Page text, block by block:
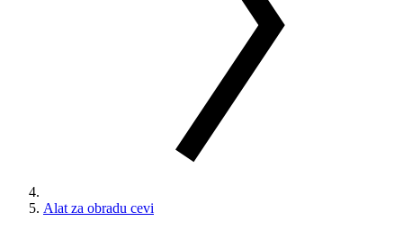
Alat za obradu cevi